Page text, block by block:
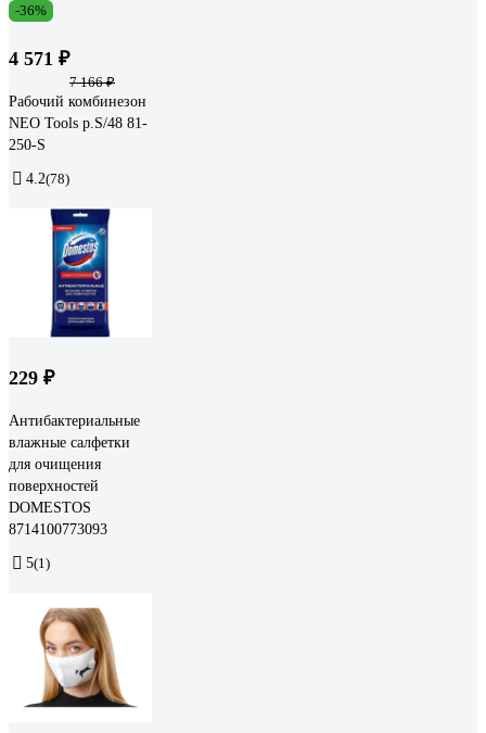
-36%
4 571 ₽
7 166 ₽
Рабочий комбинезон
NEO Tools p.S/48 81-
250-S
4.2(78)
229 ₽
Антибактериальные
влажные салфетки
для очищения
поверхностей
DOMESTOS
8714100773093
5(1)